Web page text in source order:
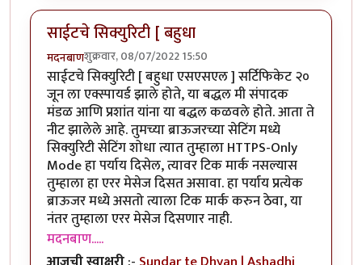
साईटचे सिक्युरिटी [ बहुधा
मदनबाणशुक्रवार, 08/07/2022 15:50
साईटचे सिक्युरिटी [ बहुधा एसएसएल ] सर्टिफिकेट २०
जून ला एक्स्पायर्ड झाले होते, या बद्धल मी संपादक
मंडळ आणि प्रशांत यांना या बद्धल कळवले होते. आता ते
नीट झालेले आहे. तुमच्या ब्राऊजरच्या सेटिंग मध्ये
सिक्युरिटी सेटिंग शोधा त्यात तुम्हाला HTTPS-Only
Mode हा पर्याय दिसेल, त्यावर टिक मार्क नसल्यास
तुम्हाला हा एरर मेसेज दिसत असावा. हा पर्याय प्रत्येक
ब्राऊजर मध्ये असतो त्याला टिक मार्क करुन ठेवा, या
नंतर तुम्हाला एरर मेसेज दिसणार नाही.
मदनबाण.....